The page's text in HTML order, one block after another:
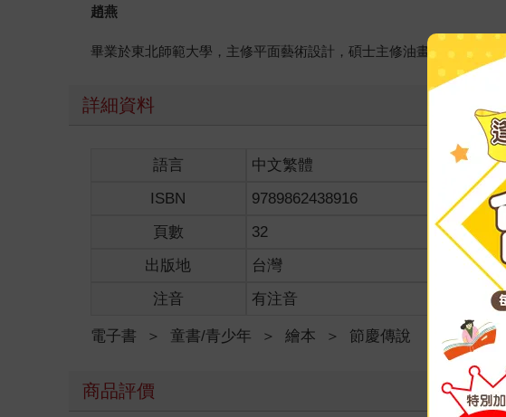
趙燕
畢業於東北師範大學，主修平面藝術設計，碩士主修油畫美術學。
詳細資料
語言 中文繁體
ISBN
9789862438916
頁數
32
出版地
台灣
注音
有注音
電子書 ＞ 童書/青少年 ＞ 繪本 ＞ 節慶傳說
商品評價